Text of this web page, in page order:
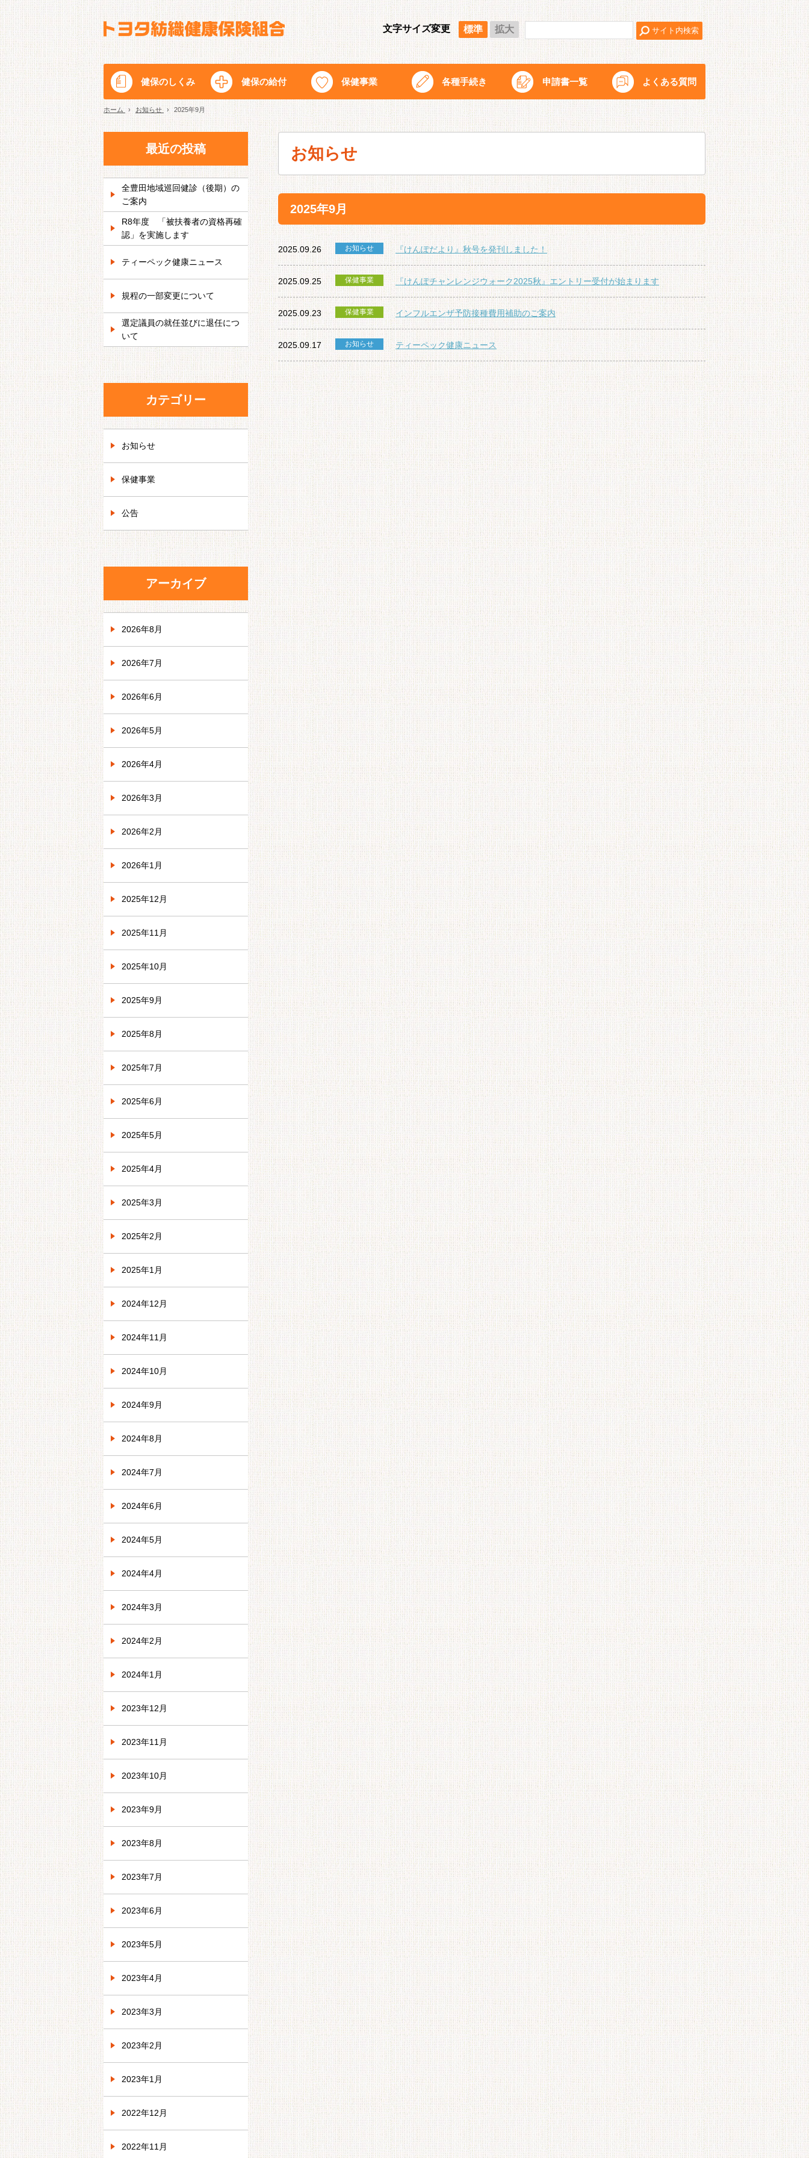
文字サイズ変更 標準 拡大
健保のしくみ 健保の給付 保健事業 各種手続き 申請書一覧 よくある質問
ホーム › お知らせ › 2025年9月
お知らせ
2025年9月
2025.09.26 お知らせ 『けんぽだより』秋号を発刊しました！
2025.09.25 保健事業 『けんぽチャンレンジウォーク2025秋』エントリー受付が始まります
2025.09.23 保健事業 インフルエンザ予防接種費用補助のご案内
2025.09.17 お知らせ ティーペック健康ニュース
最近の投稿
全豊田地域巡回健診（後期）の
ご案内
R8年度 「被扶養者の資格再確
認」を実施します
ティーペック健康ニュース
規程の一部変更について
選定議員の就任並びに退任につ
いて
カテゴリー
お知らせ
保健事業
公告
アーカイブ
2026年8月
2026年7月
2026年6月
2026年5月
2026年4月
2026年3月
2026年2月
2026年1月
2025年12月
2025年11月
2025年10月
2025年9月
2025年8月
2025年7月
2025年6月
2025年5月
2025年4月
2025年3月
2025年2月
2025年1月
2024年12月
2024年11月
2024年10月
2024年9月
2024年8月
2024年7月
2024年6月
2024年5月
2024年4月
2024年3月
2024年2月
2024年1月
2023年12月
2023年11月
2023年10月
2023年9月
2023年8月
2023年7月
2023年6月
2023年5月
2023年4月
2023年3月
2023年2月
2023年1月
2022年12月
2022年11月